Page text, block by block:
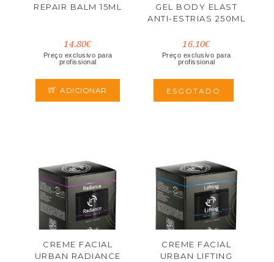
REPAIR BALM 15ML
14.80€
Preço exclusivo para
profissional
ADICIONAR
GEL BODY ELAST
ANTI-ESTRIAS 250ML
16.10€
Preço exclusivo para
profissional
ESGOTADO
CREME FACIAL
URBAN RADIANCE
CREME FACIAL
URBAN LIFTING